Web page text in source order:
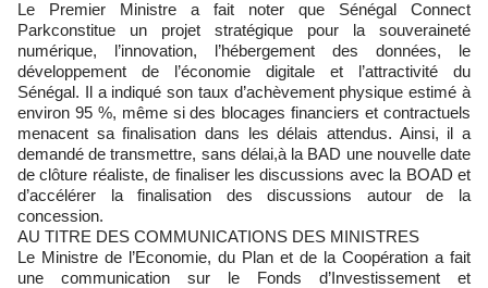
Le Premier Ministre a fait noter que Sénégal Connect
Parkconstitue un projet stratégique pour la souveraineté
numérique, l’innovation, l’hébergement des données, le
développement de l’économie digitale et l’attractivité du
Sénégal. Il a indiqué son taux d’achèvement physique estimé à
environ 95 %, même si des blocages financiers et contractuels
menacent sa finalisation dans les délais attendus. Ainsi, il a
demandé de transmettre, sans délai,à la BAD une nouvelle date
de clôture réaliste, de finaliser les discussions avec la BOAD et
d’accélérer la finalisation des discussions autour de la
concession.
AU TITRE DES COMMUNICATIONS DES MINISTRES
Le Ministre de l’Economie, du Plan et de la Coopération a fait
une communication sur le Fonds d’Investissement et